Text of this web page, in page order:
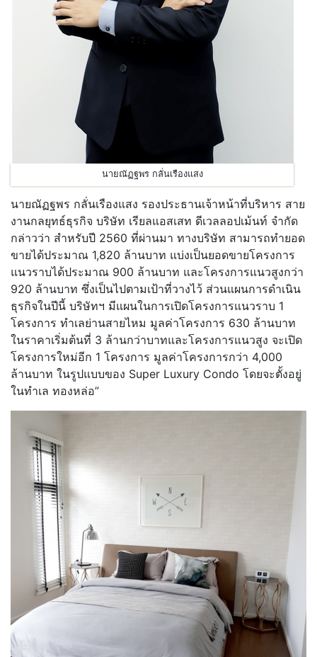
นายณัฏฐพร กลั่นเรืองแสง
นายณัฏฐพร กลั่นเรืองแสง รองประธานเจ้าหน้าที่บริหาร สาย
งานกลยุทธ์ธุรกิจ บริษัท เรียลแอสเสท ดีเวลลอปเม้นท์ จำกัด
กล่าวว่า สำหรับปี 2560 ที่ผ่านมา ทางบริษัท สามารถทำยอด
ขายได้ประมาณ 1,820 ล้านบาท แบ่งเป็นยอดขายโครงการ
แนวราบได้ประมาณ 900 ล้านบาท และโครงการแนวสูงกว่า
920 ล้านบาท ซึ่งเป็นไปตามเป้าที่วางไว้ ส่วนแผนการดำเนิน
ธุรกิจในปีนี้ บริษัทฯ มีแผนในการเปิดโครงการแนวราบ 1
โครงการ ทำเลย่านสายไหม มูลค่าโครงการ 630 ล้านบาท
ในราคาเริ่มต้นที่ 3 ล้านกว่าบาทและโครงการแนวสูง จะเปิด
โครงการใหม่อีก 1 โครงการ มูลค่าโครงการกว่า 4,000
ล้านบาท ในรูปแบบของ Super Luxury Condo โดยจะตั้งอยู่
ในทำเล ทองหล่อ”